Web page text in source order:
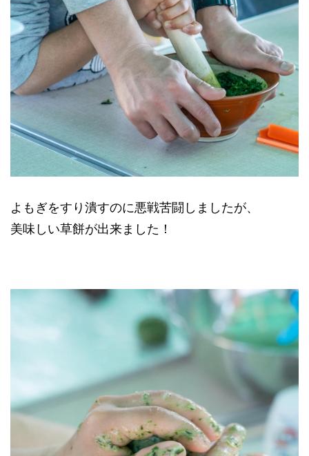
よもぎをすり潰すのに悪戦苦闘しましたが、
美味しい草餅が出来ました！